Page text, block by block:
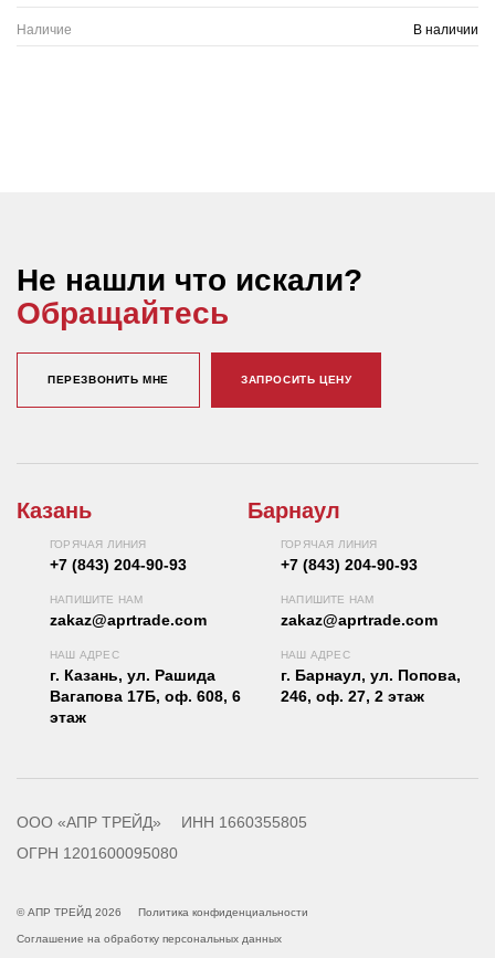
Наличие В наличии
Не нашли что искали?
Обращайтесь
ПЕРЕЗВОНИТЬ МНЕ ЗАПРОСИТЬ ЦЕНУ
Казань
ГОРЯЧАЯ ЛИНИЯ
+7 (843) 204-90-93
НАПИШИТЕ НАМ
zakaz@aprtrade.com
НАШ АДРЕС
г. Казань, ул. Рашида
Вагапова 17Б, оф. 608, 6
этаж
Барнаул
ГОРЯЧАЯ ЛИНИЯ
+7 (843) 204-90-93
НАПИШИТЕ НАМ
zakaz@aprtrade.com
НАШ АДРЕС
г. Барнаул, ул. Попова,
246, оф. 27, 2 этаж
ООО «АПР ТРЕЙД»
ИНН 1660355805
ОГРН 1201600095080
© АПР ТРЕЙД 2026 Политика конфиденциальности
Соглашение на обработку персональных данных